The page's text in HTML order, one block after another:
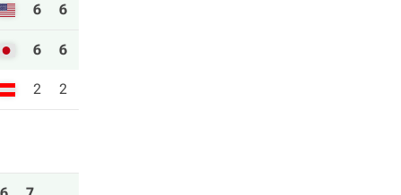
6 6
6 6
2 2